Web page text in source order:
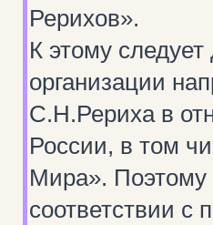
Рерихов».
К этому
организации
С.Н.Рериха в
России, в том
Мира».
соответствии с